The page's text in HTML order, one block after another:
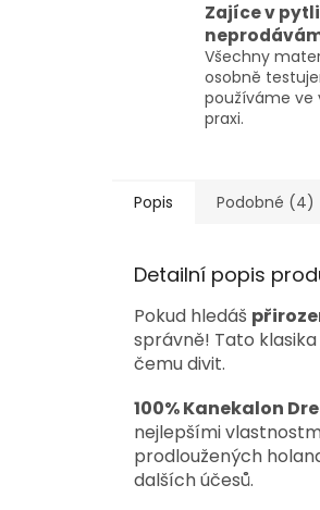
Zajíce v pytli
Všechny
osobně
používáme ve
praxi.
Popis Podobné (4)
Detailní popis
Pokud hledáš
správně! Tato
čemu divit.
100% Kanekalon
nejlepšími
prodloužených
dalších účesů.